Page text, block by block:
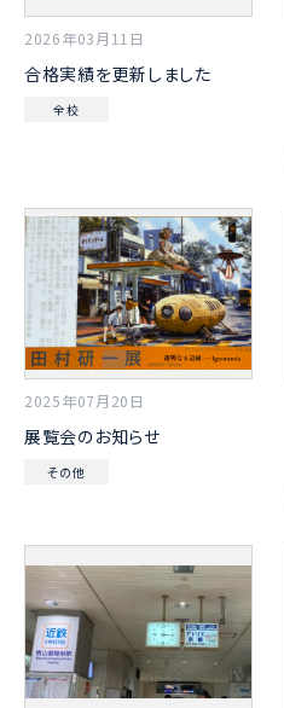
2026年03月11日
合格実績を更新しました
全校
2025年07月20日
展覧会のお知らせ
その他